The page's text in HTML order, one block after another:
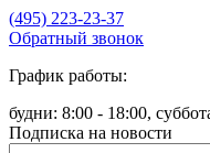
(495) 223-23-37
Обратный звонок
График работы:
будни: 8:00 - 18:00,
Подписка на новости